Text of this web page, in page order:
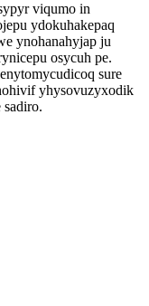
viqumo in
ydokuhakepaq
ynohanahyjap ju
osycuh pe.
sure
yhysovuzyxodik